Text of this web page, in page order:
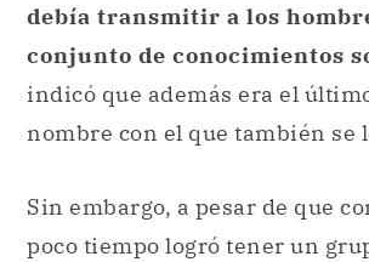
debía transmitir a los
conjunto de conocimientos
indicó que además era el
nombre con el que también se
Sin embargo, a pesar de que
poco tiempo logró tener un